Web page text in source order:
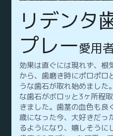
リデンタ
プレー愛用
効果は直ぐには現れず、根
から、歯磨き時にポロポロ
うな歯石が取れ始めました
な歯石がボロッと3ヶ所程
きました。歯茎の血色も良
歳になった今、大好きだっ
るようになり、嬉しそうに